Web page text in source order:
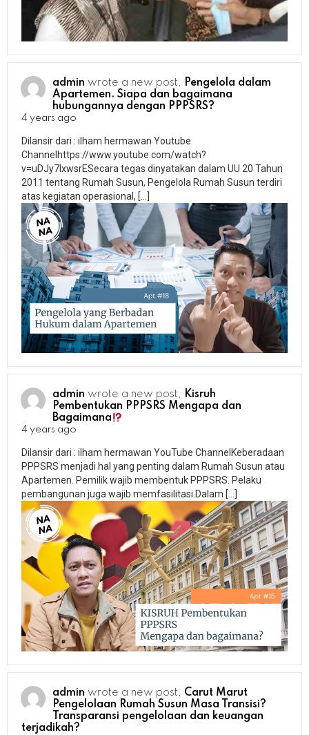
admin wrote a new post, Pengelola dalam
Apartemen. Siapa dan bagaimana
hubungannya dengan PPPSRS?
4 years ago
Dilansir dari : ilham hermawan Youtube
Channelhttps://www.youtube.com/watch?
v=uDJy7IxwsrESecara tegas dinyatakan dalam UU 20 Tahun
2011 tentang Rumah Susun, Pengelola Rumah Susun terdiri
atas kegiatan operasional, […]
admin wrote a new post, Kisruh
Pembentukan PPPSRS Mengapa dan
Bagaimana
4 years ago
Dilansir dari : ilham hermawan YouTube ChannelKeberadaan
PPPSRS menjadi hal yang penting dalam Rumah Susun atau
Apartemen. Pemilik wajib membentuk PPPSRS. Pelaku
pembangunan juga wajib memfasilitasi.Dalam […]
admin wrote a new post, Carut Marut
Pengelolaan Rumah Susun Masa Transisi?
Transparansi pengelolaan dan keuangan
terjadikah?